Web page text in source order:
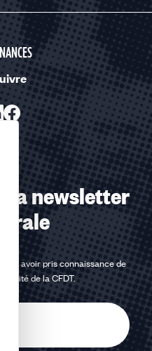
Masquer le
la newsletter
avoir pris connaissance de
de la CFDT.